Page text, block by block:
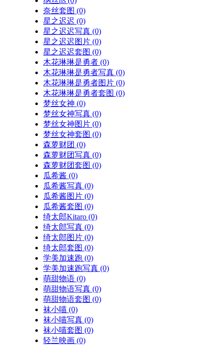
奈丝套图 (0)
星之迟迟 (0)
星之迟迟写真 (0)
星之迟迟图片 (0)
星之迟迟套图 (0)
木花琳琳是勇者 (0)
木花琳琳是勇者写真 (0)
木花琳琳是勇者图片 (0)
木花琳琳是勇者套图 (0)
梦丝女神 (0)
梦丝女神写真 (0)
梦丝女神图片 (0)
梦丝女神套图 (0)
森萝财团 (0)
森萝财团写真 (0)
森萝财团套图 (0)
瓜希酱 (0)
瓜希酱写真 (0)
瓜希酱图片 (0)
瓜希酱套图 (0)
绮太郎Kitaro (0)
绮太郎写真 (0)
绮太郎图片 (0)
绮太郎套图 (0)
学美加速跑 (0)
学美加速跑写真 (0)
萌甜物语 (0)
萌甜物语写真 (0)
萌甜物语套图 (0)
袜小喵 (0)
袜小喵写真 (0)
袜小喵套图 (0)
轻兰映画 (0)